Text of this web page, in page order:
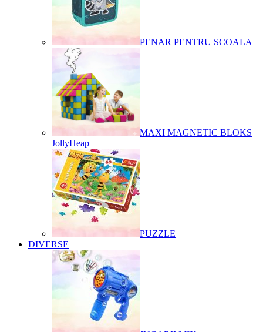
PENAR PENTRU SCOALA
MAXI MAGNETIC BLOKS
JollyHeap
PUZZLE
DIVERSE